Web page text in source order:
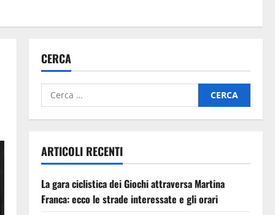
CERCA
ARTICOLI RECENTI
La gara ciclistica dei Giochi attraversa Martina
Franca: ecco le strade interessate e gli orari